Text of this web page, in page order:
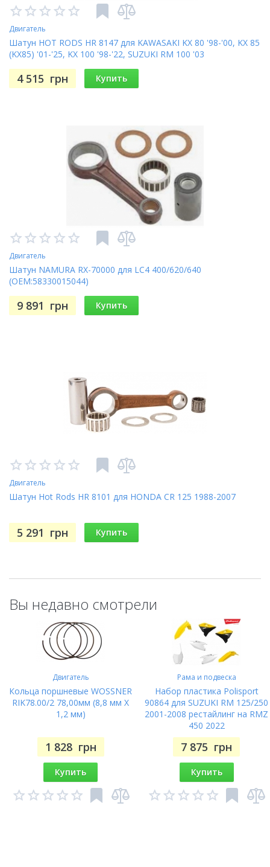
Двигатель
Шатун HOT RODS HR 8147 для KAWASAKI KX 80 '98-'00, KX 85
(KX85) '01-'25, KX 100 '98-'22, SUZUKI RM 100 '03
4 515 грн Купить
Двигатель
Шатун NAMURA RX-70000 для LC4 400/620/640
(OEM:58330015044)
9 891 грн Купить
Двигатель
Шатун Hot Rods HR 8101 для HONDA CR 125 1988-2007
5 291 грн Купить
Вы недавно смотрели
Двигатель
Кольца поршневые WOSSNER
RIK78.00/2 78,00мм (8,8 мм X
1,2 мм)
1 828 грн
Купить
Рама и подвеска
Набор пластика Polisport
90864 для SUZUKI RM 125/250
2001-2008 рестайлинг на RMZ
450 2022
7 875 грн
Купить